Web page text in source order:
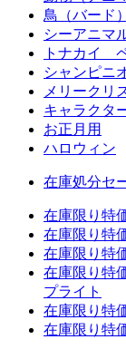
鳥（バード
シーアニ
トナカイ
シャンピニ
メリークリ
キャラクタ
お正月用
ハロウィン
在庫処分セ
在庫限り特
在庫限り特
在庫限り特
在庫限り特
プライト
在庫限り特
在庫限り特